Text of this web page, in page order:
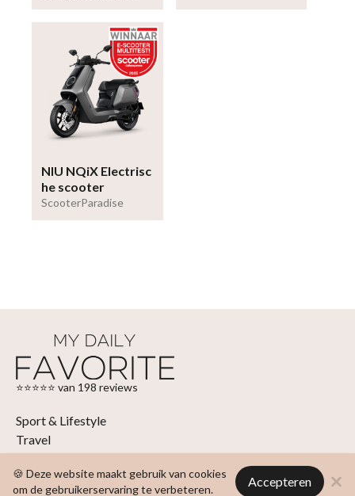
🍪 Deze website maakt gebruik van cookies
om de gebruikerservaring te verbeteren.
Accepteren
NIU NQiX Electrisc
he scooter
ScooterParadise
⭐⭐⭐⭐⭐ van 198 reviews
Sport & Lifestyle
Travel
Interieur
Fashion & Beauty